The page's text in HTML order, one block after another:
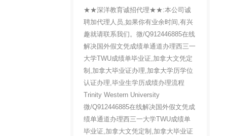
★★深洋教育诚招代理★★:本公司诚
聘加代理人员,如果你有业余时间,有兴
趣就请联系我们。微/Q912446885在线
解决国外假文凭成绩单通道办理西三一
大学TWU成绩单毕业证,加拿大文凭定
制,加拿大毕业证办理,加拿大学历学位
认证办理,毕业生学历成绩办理流程
Trinity Western University
微/Q912446885在线解决国外假文凭成
绩单通道办理西三一大学TWU成绩单
毕业证,加拿大文凭定制,加拿大毕业证